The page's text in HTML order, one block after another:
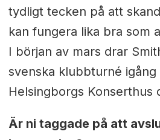
tydligt tecken på att
kan fungera lika bra som
I början av mars drar
svenska klubbturné igång
Helsingborgs Konserthus
Är ni taggade på att